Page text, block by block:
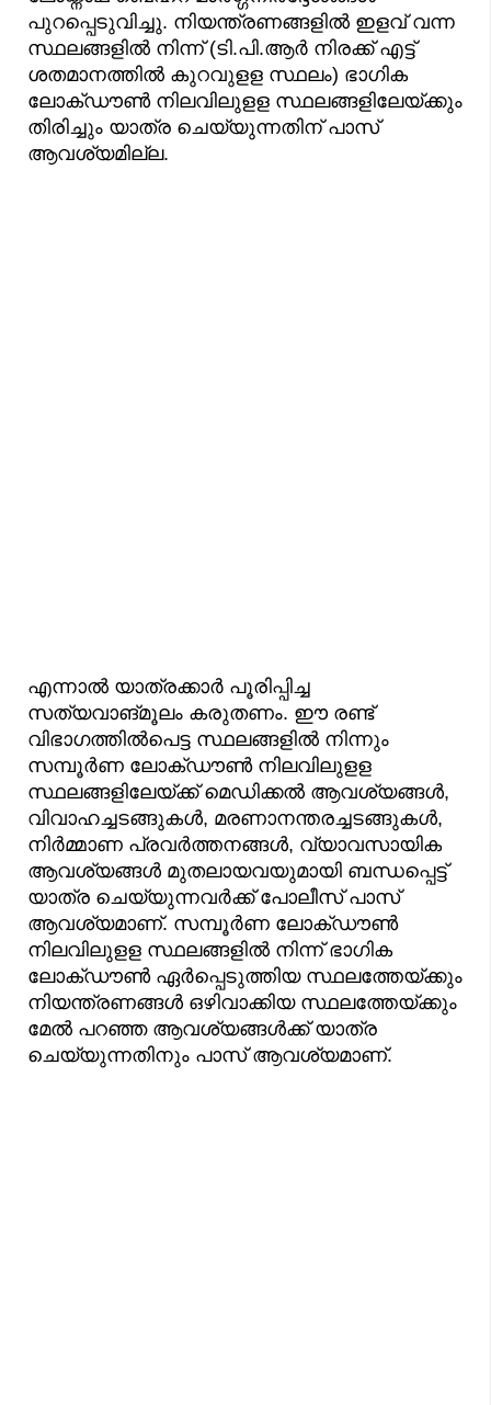
പുറപ്പെടുവിച്ചു. നിയന്ത്രണങ്ങളില്‍ ഇളവ് വന്ന
സ്ഥലങ്ങളില്‍ നിന്ന് (ടി.പി.ആര്‍ നിരക്ക് എട്ട്
ശതമാനത്തില്‍ കുറവുളള സ്ഥലം) ഭാഗിക
ലോക്ഡൗണ്‍ നിലവിലുളള സ്ഥലങ്ങളിലേയ്ക്കും
തിരിച്ചും യാത്ര ചെയ്യുന്നതിന് പാസ്
ആവശ്യമില്ല.
എന്നാല്‍ യാത്രക്കാര്‍ പൂരിപ്പിച്ച
സത്യവാങ്മൂലം കരുതണം. ഈ രണ്ട്
വിഭാഗത്തില്‍പെട്ട സ്ഥലങ്ങളില്‍ നിന്നും
സമ്പൂര്‍ണ ലോക്ഡൗണ്‍ നിലവിലുളള
സ്ഥലങ്ങളിലേയ്ക്ക് മെഡിക്കല്‍ ആവശ്യങ്ങള്‍,
വിവാഹച്ചടങ്ങുകള്‍, മരണാനന്തരച്ചടങ്ങുകള്‍,
നിര്‍മ്മാണ പ്രവര്‍ത്തനങ്ങള്‍, വ്യാവസായിക
ആവശ്യങ്ങള്‍ മുതലായവയുമായി ബന്ധപ്പെട്ട്
യാത്ര ചെയ്യുന്നവര്‍ക്ക് പോലീസ് പാസ്
ആവശ്യമാണ്. സമ്പൂര്‍ണ ലോക്ഡൗണ്‍
നിലവിലുളള സ്ഥലങ്ങളില്‍ നിന്ന് ഭാഗിക
ലോക്ഡൗണ്‍ ഏര്‍പ്പെടുത്തിയ സ്ഥലത്തേയ്ക്കും
നിയന്ത്രണങ്ങള്‍ ഒഴിവാക്കിയ സ്ഥലത്തേയ്ക്കും
മേല്‍ പറഞ്ഞ ആവശ്യങ്ങള്‍ക്ക് യാത്ര
ചെയ്യുന്നതിനും പാസ് ആവശ്യമാണ്.